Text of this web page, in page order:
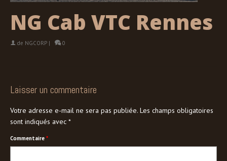
NG Cab VTC Rennes
de NGCORP | 0
Laisser un commentaire
Votre adresse e-mail ne sera pas publiée. Les champs obligatoires
sont indiqués avec *
Commentaire *